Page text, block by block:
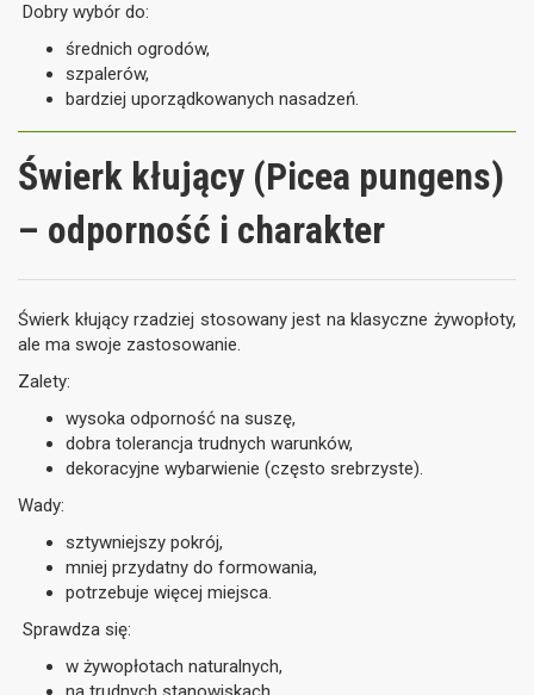
Dobry wybór do:
średnich ogrodów,
szpalerów,
bardziej uporządkowanych nasadzeń.
Świerk kłujący (Picea pungens)
– odporność i charakter
Świerk kłujący rzadziej stosowany jest na klasyczne żywopłoty,
ale ma swoje zastosowanie.
Zalety:
wysoka odporność na suszę,
dobra tolerancja trudnych warunków,
dekoracyjne wybarwienie (często srebrzyste).
Wady:
sztywniejszy pokrój,
mniej przydatny do formowania,
potrzebuje więcej miejsca.
Sprawdza się:
w żywopłotach naturalnych,